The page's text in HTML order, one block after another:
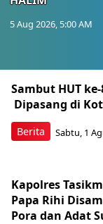
5 Aug 2026, 5:00 AM
Berita
Sambut HUT
Dipasang di
Sabtu, 1
Kapolres
Papa Rihi
Pora dan Adat